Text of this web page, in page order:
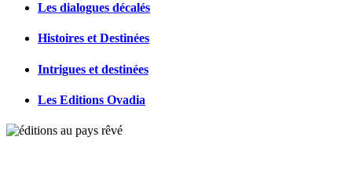
Les dialogues décalés
Histoires et Destinées
Intrigues et destinées
Les Editions Ovadia